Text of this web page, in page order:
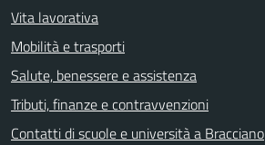
Vita lavorativa
Mobilità e trasporti
Salute, benessere e assistenza
Tributi, finanze e contravvenzioni
Contatti di scuole e università a Bracciano